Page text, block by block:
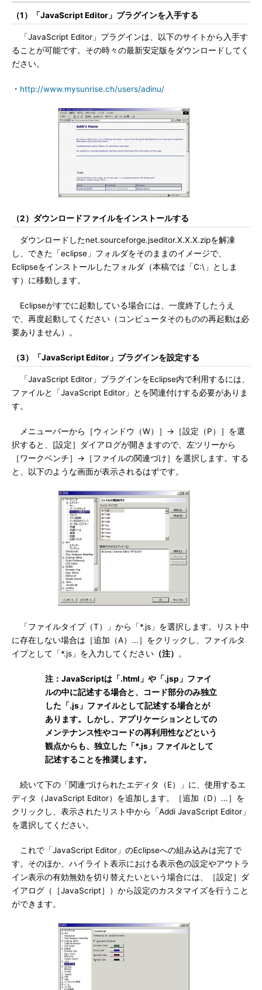
（1）「JavaScript Editor」プラグインを入手する
「JavaScript Editor」プラグインは、以下のサイトから入手す
ることが可能です。その時々の最新安定版をダウンロードしてく
ださい。
・ http://www.mysunrise.ch/users/adinu/
（2）ダウンロードファイルをインストールする
ダウンロードしたnet.sourceforge.jseditor.X.X.X.zipを解凍
し、できた「eclipse」フォルダをそのままのイメージで、
Eclipseをインストールしたフォルダ（本稿では「C:\」としま
す）に移動します。
Eclipseがすでに起動している場合には、一度終了したうえ
で、再度起動してください（コンピュータそのものの再起動は必
要ありません）。
（3）「JavaScript Editor」プラグインを設定する
「JavaScript Editor」プラグインをEclipse内で利用するには、
ファイルと「JavaScript Editor」とを関連付けする必要がありま
す。
メニューバーから［ウィンドウ（W）］→［設定（P）］を選
択すると、[設定］ダイアログが開きますので、左ツリーから
［ワークベンチ］→［ファイルの関連づけ］を選択します。する
と、以下のような画面が表示されるはずです。
「ファイルタイプ（T）」から「*.js」を選択します。リスト中
に存在しない場合は［追加（A）...］をクリックし、ファイルタ
イプとして「*.js」を入力してください （注） 。
注：JavaScriptは「.html」や「.jsp」ファイ
ルの中に記述する場合と、コード部分のみ独立
した「.js」ファイルとして記述する場合とが
あります。しかし、アプリケーションとしての
メンテナンス性やコードの再利用性などという
観点からも、独立した「*.js」ファイルとして
記述することを推奨します。
続いて下の「関連づけられたエディタ（E）」に、使用するエ
ディタ（JavaScript Editor）を追加します。［追加（D）...］を
クリックし、表示されたリスト中から「Addi JavaScript Editor」
を選択してください。
これで「JavaScript Editor」のEclipseへの組み込みは完了で
す。そのほか、ハイライト表示における表示色の設定やアウトラ
イン表示の有効無効を切り替えたいという場合には、［設定］ダ
イアログ（［JavaScript］）から設定のカスタマイズを行うこと
ができます。